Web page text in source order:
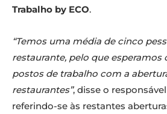
Trabalho by ECO.
“Temos uma média de cinco
restaurante, pelo que esperamos
postos de trabalho com a
restaurantes”, disse o
referindo-se às restantes